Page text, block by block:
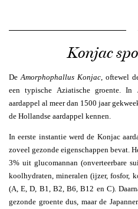
Konjac
De Amorphophallus Konjac , oftewel
een typische Aziatische groente.
aardappel al meer dan 1500 jaar
de Hollandse aardappel kennen.
In eerste instantie werd de Konjac
zoveel gezonde eigenschappen bevat.
3% uit glucomannan (onverteerbare
koolhydraten, mineralen (ijzer, fosfor,
(A, E, D, B1, B2, B6, B12 en C).
gezonde groente dus, maar de